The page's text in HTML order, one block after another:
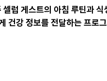
셀럽 게스트의 아침 루틴과 식
건강 정보를 전달하는 프로